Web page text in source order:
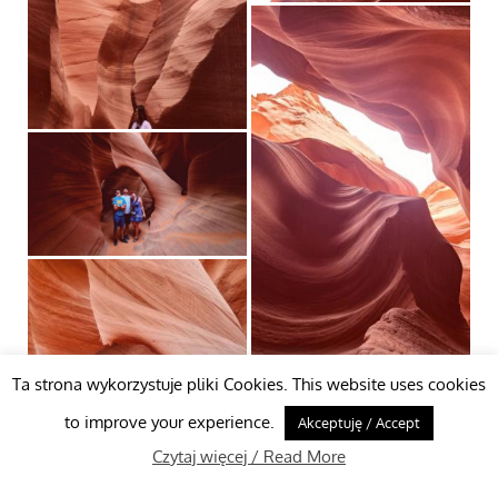
Ta strona wykorzystuje pliki Cookies. This website uses cookies
to improve your experience.
Akceptuję / Accept
Czytaj więcej / Read More